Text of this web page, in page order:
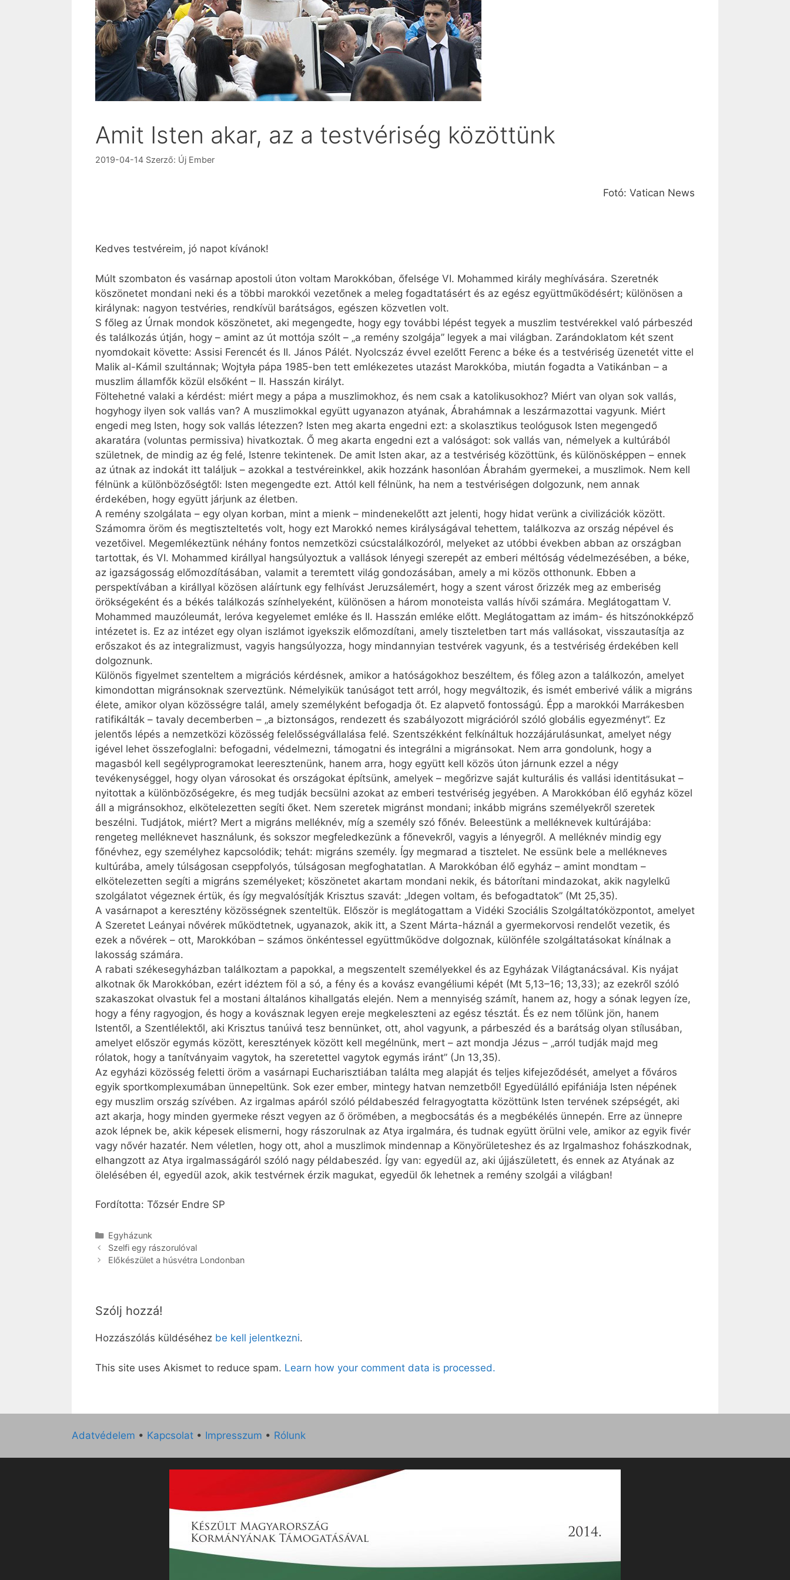
Amit Isten akar, az a testvériség közöttünk
2019-04-14 Szerző: Új Ember
Fotó: Vatican News
Kedves testvéreim, jó napot kívánok!
Múlt szombaton és vasárnap apostoli úton voltam Marokkóban, őfelsége VI. Mohammed király meghívására. Szeretnék
köszönetet mondani neki és a többi marokkói vezetőnek a meleg fogadtatásért és az egész együttműködésért; különösen a
királynak: nagyon testvéries, rendkívül barátságos, egészen közvetlen volt.
S főleg az Úrnak mondok köszönetet, aki megengedte, hogy egy további lépést tegyek a muszlim testvérekkel való párbeszéd
és találkozás útján, hogy – amint az út mottója szólt – „a remény szolgája” legyek a mai világban. Zarándoklatom két szent
nyomdokait követte: Assisi Ferencét és II. János Pálét. Nyolcszáz évvel ezelőtt Ferenc a béke és a testvériség üzenetét vitte el
Malik al-Kámil szultánnak; Woj­tyła pápa 1985-ben tett emlékezetes utazást Marokkóba, miután fogadta a Vatikánban – a
muszlim államfők közül elsőként – II. Hasszán királyt.
Föltehetné valaki a kérdést: miért megy a pápa a muszlimokhoz, és nem csak a katolikusokhoz? Miért van olyan sok vallás,
hogyhogy ilyen sok vallás van? A muszlimokkal együtt ugyanazon atyának, Ábrahámnak a leszármazottai vagyunk. Miért
engedi meg Isten, hogy sok vallás létezzen? Isten meg akarta engedni ezt: a skolasztikus teológusok Isten megengedő
akaratára (voluntas permissiva) hivatkoztak. Ő meg akarta engedni ezt a valóságot: sok vallás van, némelyek a kultúrából
születnek, de mindig az ég felé, Istenre tekintenek. De amit Isten akar, az a testvériség közöttünk, és különösképpen – ennek
az útnak az indokát itt találjuk – azokkal a testvéreinkkel, akik hozzánk hasonlóan Ábrahám gyermekei, a muszlimok. Nem kell
félnünk a különbözőségtől: Isten megengedte ezt. Attól kell félnünk, ha nem a testvériségen dolgozunk, nem annak
érdekében, hogy együtt járjunk az életben.
A remény szolgálata – egy olyan korban, mint a mienk – mindenekelőtt azt jelenti, hogy hidat verünk a civilizációk között.
Számomra öröm és megtiszteltetés volt, hogy ezt Marokkó nemes királyságával tehettem, találkozva az ország népével és
vezetőivel. Megemlékeztünk néhány fontos nemzetközi csúcstalálkozóról, melyeket az utóbbi években abban az országban
tartottak, és VI. Mohammed királlyal hangsúlyoztuk a vallások lényegi szerepét az emberi méltóság védelmezésében, a béke,
az igazságosság előmozdításában, valamit a teremtett világ gondozásában, amely a mi közös otthonunk. Ebben a
perspektívában a királlyal közösen aláírtunk egy felhívást Jeruzsálemért, hogy a szent várost őrizzék meg az emberiség
örökségeként és a békés találkozás színhelyeként, különösen a három monoteista vallás hívői számára. Meglátogattam V.
Mohammed mauzóleumát, leróva kegyelemet emléke és II. Hasszán emléke előtt. Meglátogattam az imám- és hitszónokképző
intézetet is. Ez az intézet egy olyan iszlámot igyekszik előmozdítani, amely tiszteletben tart más vallásokat, visszautasítja az
erőszakot és az integralizmust, vagyis hangsúlyozza, hogy mindannyian testvérek vagyunk, és a testvériség érdekében kell
dolgoznunk.
Különös figyelmet szenteltem a migrációs kérdésnek, amikor a hatóságokhoz beszéltem, és főleg azon a találkozón, amelyet
kimondottan migránsoknak szerveztünk. Némelyikük tanúságot tett arról, hogy megváltozik, és ismét emberivé válik a migráns
élete, amikor olyan közösségre talál, amely személyként befogadja őt. Ez alapvető fontosságú. Épp a marokkói Marrákesben
ratifikálták – tavaly decemberben – „a biztonságos, rendezett és szabályozott migrációról szóló globális egyezményt”. Ez
jelentős lépés a nemzetközi közösség felelősségvállalása felé. Szentszékként felkínáltuk hozzájárulásunkat, amelyet négy
igével lehet összefoglalni: befogadni, védelmezni, támogatni és integrálni a migránsokat. Nem arra gondolunk, hogy a
magasból kell segélyprogramokat leeresztenünk, hanem arra, hogy együtt kell közös úton járnunk ezzel a négy
tevékenységgel, hogy olyan városokat és országokat építsünk, amelyek – megőrizve saját kulturális és vallási identitásukat –
nyitottak a különbözőségekre, és meg tudják becsülni azokat az emberi testvériség jegyében. A Marokkóban élő egyház közel
áll a migránsokhoz, elkötelezetten segíti őket. Nem szeretek migránst mondani; inkább migráns személyekről szeretek
beszélni. Tudjátok, miért? Mert a migráns melléknév, míg a személy szó főnév. Beleestünk a melléknevek kultúrájába:
rengeteg melléknevet használunk, és sokszor megfeledkezünk a főnevekről, vagy­is a lényegről. A melléknév mindig egy
főnévhez, egy személyhez kapcsolódik; tehát: migráns személy. Így megmarad a tisztelet. Ne essünk bele a mellékneves
kultúrába, amely túlságosan cseppfolyós, túlságosan megfoghatatlan. A Marokkóban élő egyház – amint mondtam –
elkötelezetten segíti a migráns személyeket; köszönetet akartam mondani nekik, és bátorítani mind­azokat, akik nagylelkű
szolgálatot végeznek értük, és így megvalósítják Krisztus szavát: „Idegen voltam, és befogadtatok” (Mt 25,35).
A vasárnapot a keresztény közösségnek szenteltük. Először is meglátogattam a Vidéki Szociális Szolgáltató­köz­pon­tot, amelyet
A Szeretet Leányai nővérek működtetnek, ugyanazok, akik itt, a Szent Márta-háznál a gyermekorvosi rendelőt vezetik, és
ezek a nővérek – ott, Marokkóban – számos önkéntessel együttműködve dolgoznak, különféle szolgáltatásokat kínálnak a
lakosság számára.
A rabati székesegyházban találkoztam a papokkal, a megszentelt személyekkel és az Egyházak Világtanácsával. Kis nyájat
alkotnak ők Marokkóban, ezért idéztem föl a só, a fény és a kovász evangéliumi képét (Mt 5,13–16; 13,33); az ezekről szóló
szakaszokat olvastuk fel a mostani általános kihallgatás elején. Nem a mennyiség számít, hanem az, hogy a sónak legyen íze,
hogy a fény ragyogjon, és hogy a kovásznak legyen ereje megkeleszteni az egész tésztát. És ez nem tőlünk jön, hanem
Istentől, a Szentlélektől, aki Krisztus tanúivá tesz bennünket, ott, ahol vagyunk, a párbeszéd és a barátság olyan stílusában,
amelyet először egymás között, keresztények között kell megélnünk, mert – azt mondja Jézus – „arról tudják majd meg
rólatok, hogy a tanítványaim vagytok, ha szeretettel vagytok egymás iránt” (Jn 13,35).
Az egyházi közösség feletti öröm a vasárnapi Eucharisztiában találta meg alapját és teljes kifejeződését, amelyet a főváros
egyik sportkomplexumában ünnepeltünk. Sok ezer ember, mintegy hatvan nemzetből! Egyedülálló epifániája Isten népének
egy muszlim ország szívében. Az irgalmas apáról szóló példabeszéd felragyogtatta közöttünk Isten tervének szépségét, aki
azt akarja, hogy minden gyermeke részt vegyen az ő örömében, a megbocsátás és a megbékélés ünnepén. Erre az ünnepre
azok lépnek be, akik képesek elismerni, hogy rászorulnak az Atya irgalmára, és tudnak együtt örülni vele, amikor az egyik fivér
vagy nővér hazatér. Nem véletlen, hogy ott, ahol a muszlimok mindennap a Könyörületeshez és az Irgalmashoz fohászkodnak,
elhangzott az Atya irgalmasságáról szóló nagy példabeszéd. Így van: egyedül az, aki újjászületett, és ennek az Atyának az
ölelésében él, egyedül azok, akik testvérnek érzik magukat, egyedül ők lehetnek a remény szolgái a világban!
Fordította: Tőzsér Endre SP
Kategória
Egyházunk
Szelfi egy rászorulóval
Előkészület a húsvétra Londonban
Szólj hozzá!
Hozzászólás küldéséhez be kell jelentkezni.
This site uses Akismet to reduce spam. Learn how your comment data is processed.
Adatvédelem • Kapcsolat • Impresszum • Rólunk